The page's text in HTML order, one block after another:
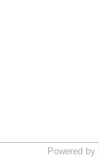
Powered by